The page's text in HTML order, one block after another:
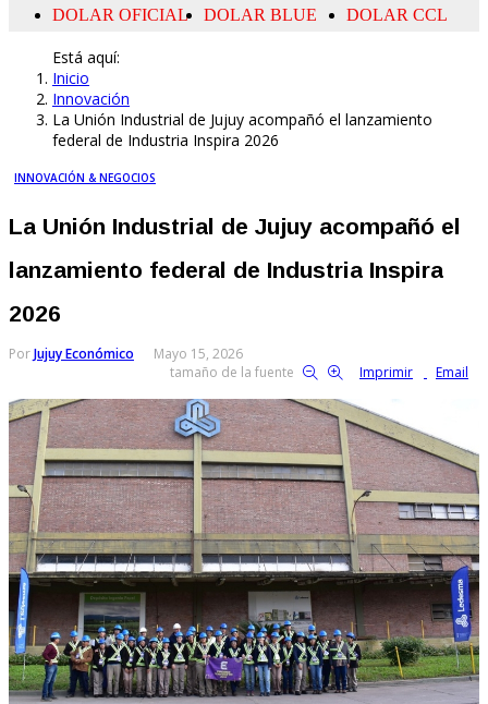
Está aquí:
Inicio
Innovación
La Unión Industrial de Jujuy acompañó el lanzamiento
federal de Industria Inspira 2026
INNOVACIÓN & NEGOCIOS
La Unión Industrial de Jujuy acompañó el
lanzamiento federal de Industria Inspira
2026
PorJujuy Económico
Mayo 15, 2026
tamaño de la fuente
Imprimir Email